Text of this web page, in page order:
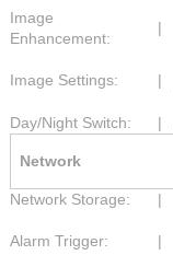
Image
Enhancement:
|
Image Settings: |
Day/Night Switch:
|
Network
Network Storage: |
Alarm Trigger: |